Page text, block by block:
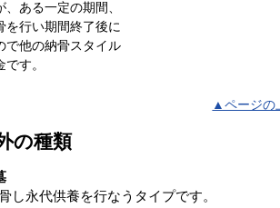
ある一定の期間、
を行い期間終了後に
で他の納骨スタイル
す。
▲ページの
の種類
し永代供養を行なうタイプです。